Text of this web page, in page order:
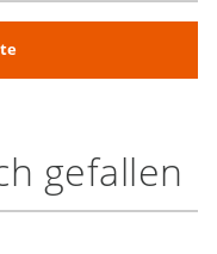
gefallen